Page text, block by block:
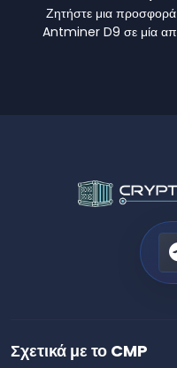
Ζητήστε μια
Antminer D9 σε μία από
Σχετικά με το CMP